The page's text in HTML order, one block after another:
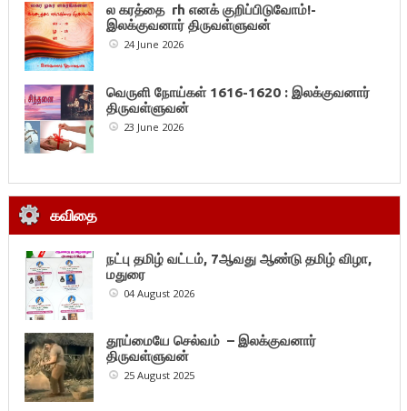
ல கரத்தை rh எனக் குறிப்பிடுவோம்!-
இலக்குவனார் திருவள்ளுவன்
24 June 2026
வெருளி நோய்கள் 1616-1620 : இலக்குவனார்
திருவள்ளுவன்
23 June 2026
கவிதை
நட்பு தமிழ் வட்டம், 7ஆவது ஆண்டு தமிழ் விழா,
மதுரை
04 August 2026
தூய்மையே செல்வம் – இலக்குவனார்
திருவள்ளுவன்
25 August 2025